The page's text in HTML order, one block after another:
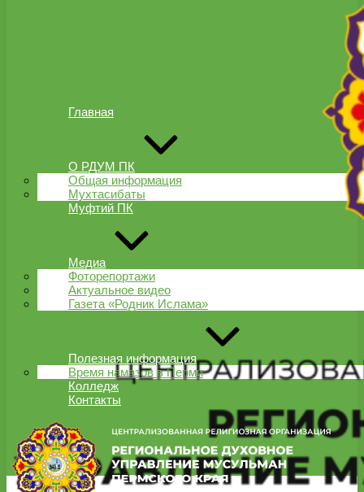
Главная
О РДУМ ПК
Общая информация
Мухтасибаты
Муфтий ПК
Медиа
Фоторепортажи
Актуальное видео
Газета «Родник Ислама»
Полезная информация
Время намазов в Перми
Колледж
Контакты